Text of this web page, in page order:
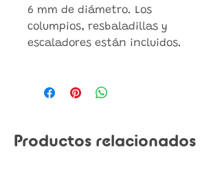
6 mm de diámetro. Los
columpios, resbaladillas y
escaladores están incluidos.
Productos relacionados